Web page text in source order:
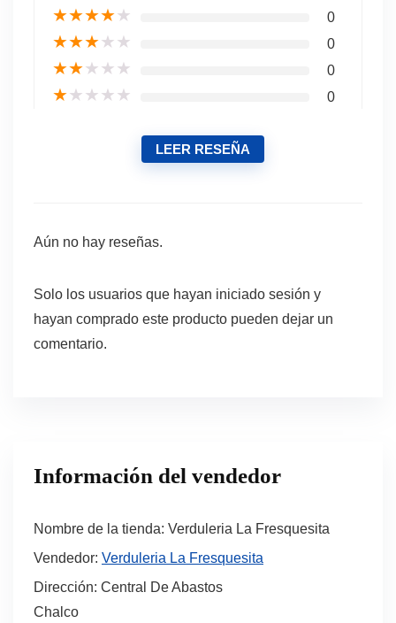
★★★★★ 0
★★★★★ 0
★★★★★ 0
★★★★★ 0
LEER RESEÑA
Aún no hay reseñas.
Solo los usuarios que hayan iniciado sesión y
hayan comprado este producto pueden dejar un
comentario.
Información del vendedor
Nombre de la tienda: Verduleria La Fresquesita
Vendedor: Verduleria La Fresquesita
Dirección: Central De Abastos
Chalco